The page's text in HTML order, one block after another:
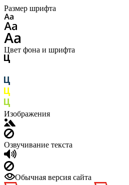
Размер шрифта
Цвет фона и шрифта
Изображения
Озвучивание текста
Обычная версия сайта